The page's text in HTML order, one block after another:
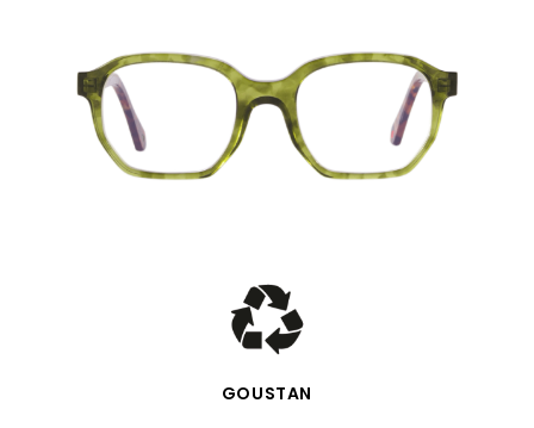
SCHNELLANSICHT
GOUSTAN